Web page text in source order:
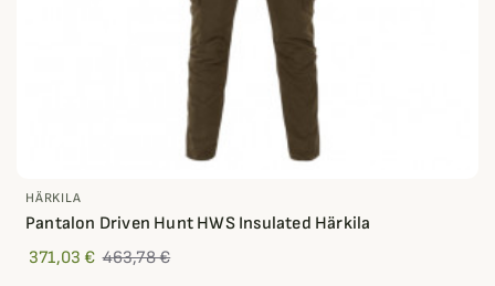
HÄRKILA
Pantalon Driven Hunt HWS Insulated Härkila
371,03 € 463,78 €